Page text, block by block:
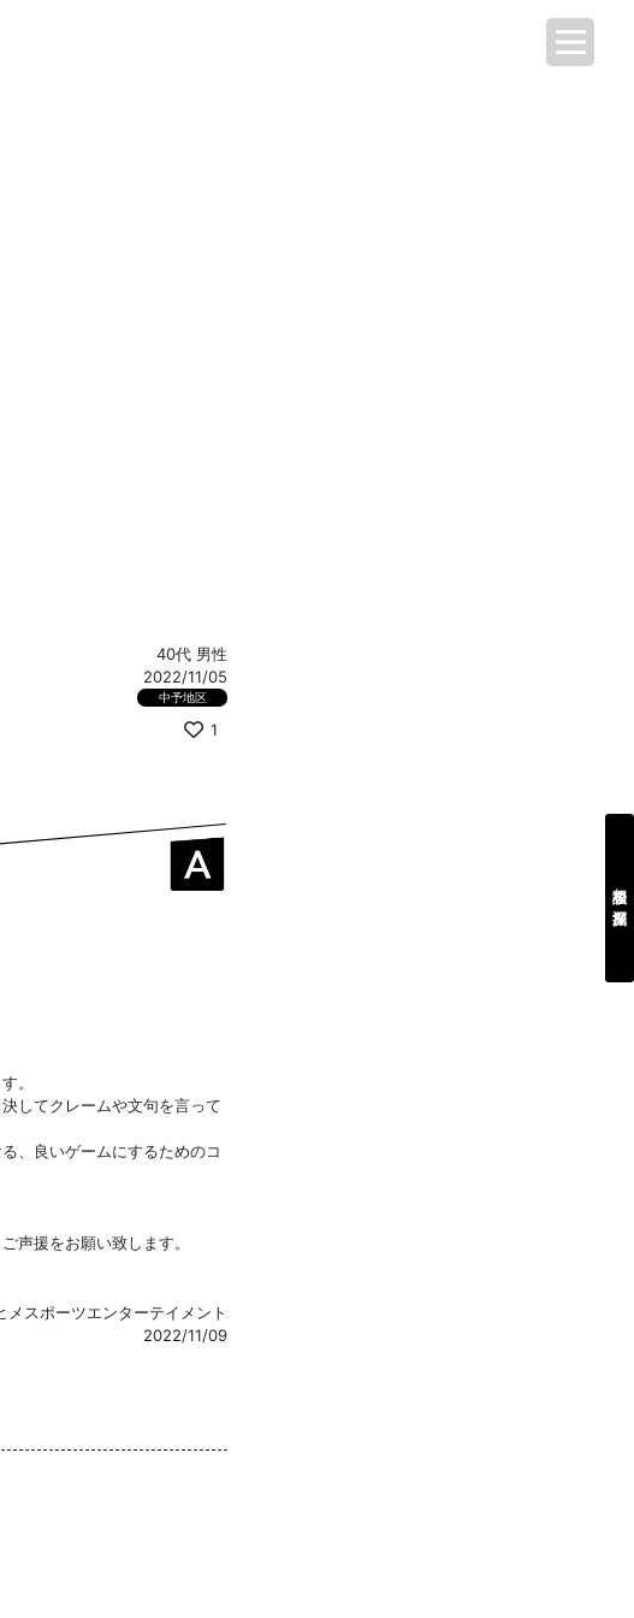
相談を深掘り
40代 男性
2022/11/05
中予地区
1
。
してクレームや文句を言って
、良いゲームにするためのコ
声援をお願い致します。
メスポーツエンターテイメント
2022/11/09